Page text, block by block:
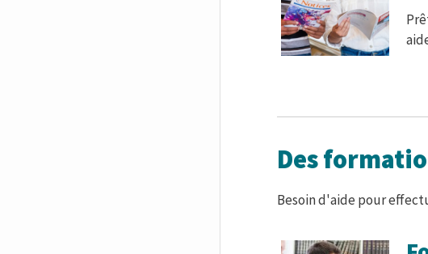
Des
Besoin d'aide pour